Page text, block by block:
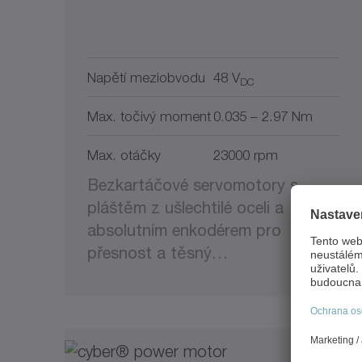
Napětí meziobvodu 48 VDC
Max. točivý moment0.035 – 2.97 Nm
Max. otáčky 23000 rpm
Bezkartáčové servomotory s
pláštěm z ušlechtilé oceli a
absolutním enkodérem pro
přesnost a těsný…